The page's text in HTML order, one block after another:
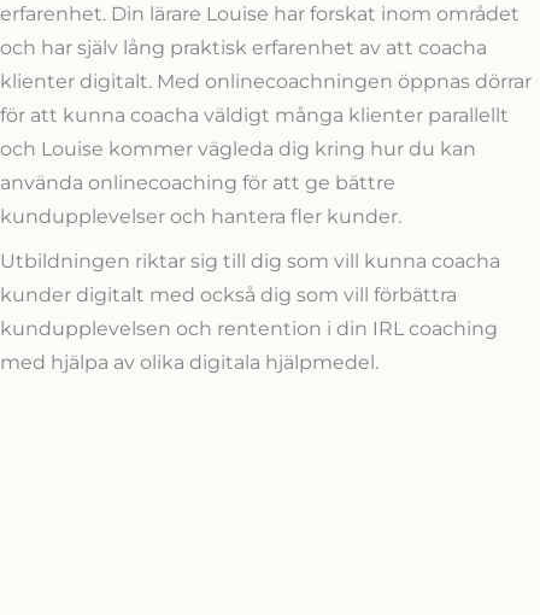
erfarenhet. Din lärare Louise har forskat inom området
och har själv lång praktisk erfarenhet av att coacha
klienter digitalt. Med onlinecoachningen öppnas dörrar
för att kunna coacha väldigt många klienter parallellt
och Louise kommer vägleda dig kring hur du kan
använda onlinecoaching för att ge bättre
kundupplevelser och hantera fler kunder.
Utbildningen riktar sig till dig som vill kunna coacha
kunder digitalt med också dig som vill förbättra
kundupplevelsen och rentention i din IRL coaching
med hjälpa av olika digitala hjälpmedel.